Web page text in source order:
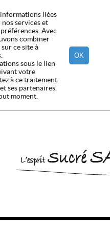
liées
services et
Avec
combiner
ce site à
sous le lien
votre
à ce traitement
ses partenaires.
moment.
OK